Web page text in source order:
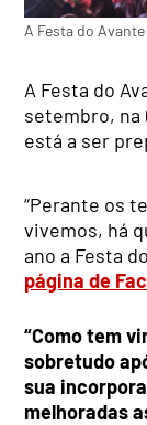
A Festa do
A Festa do
setembro, na
está a ser
“Perante os
vivemos, há
ano a Festa
página de
“Como tem
sobretudo
sua
melhoradas